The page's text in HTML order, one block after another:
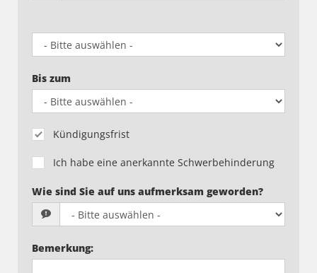
Bis zum
Kündigungsfrist
Ich habe eine anerkannte Schwerbehinderung
Wie sind Sie auf uns aufmerksam geworden?
Bemerkung: